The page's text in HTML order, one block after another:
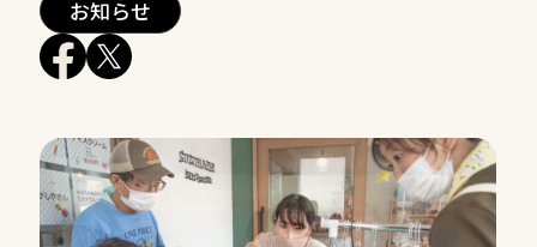
お知らせ